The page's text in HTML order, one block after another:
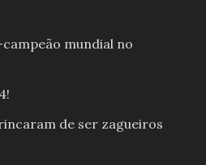
mundial no
de ser zagueiros